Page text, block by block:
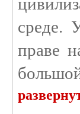
среде.
праве